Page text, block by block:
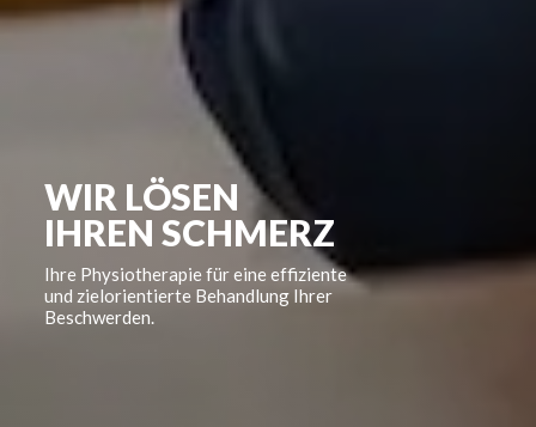
WIR LÖSEN
IHREN SCHMERZ
Ihre Physiotherapie für eine effiziente
und zielorientierte Behandlung Ihrer
Beschwerden.